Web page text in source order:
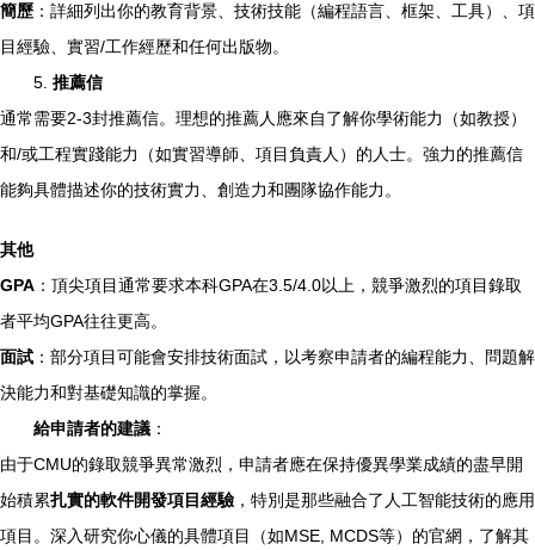
簡歷 ：詳細列出你的教育背景、技術技能（編程語言、框架、工具）、項
目經驗、實習/工作經歷和任何出版物。
5. 推薦信
通常需要2-3封推薦信。理想的推薦人應來自了解你學術能力（如教授）
和/或工程實踐能力（如實習導師、項目負責人）的人士。強力的推薦信
能夠具體描述你的技術實力、創造力和團隊協作能力。
其他
GPA ：頂尖項目通常要求本科GPA在3.5/4.0以上，競爭激烈的項目錄取
者平均GPA往往更高。
面試 ：部分項目可能會安排技術面試，以考察申請者的編程能力、問題解
決能力和對基礎知識的掌握。
給申請者的建議 ：
由于CMU的錄取競爭異常激烈，申請者應在保持優異學業成績的盡早開
始積累扎實的軟件開發項目經驗 ，特別是那些融合了人工智能技術的應用
項目。深入研究你心儀的具體項目（如MSE, MCDS等）的官網，了解其